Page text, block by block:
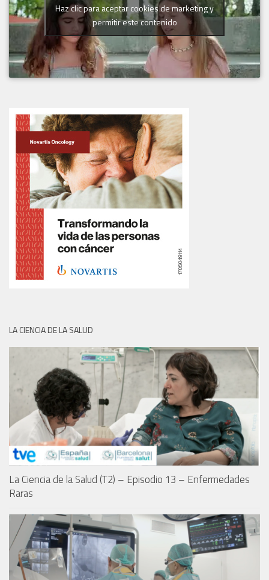
Haz clic para aceptar cookies de marketing y
permitir este contenido
LA CIENCIA DE LA SALUD
La Ciencia de la Salud (T2) – Episodio 13 – Enfermedades
Raras